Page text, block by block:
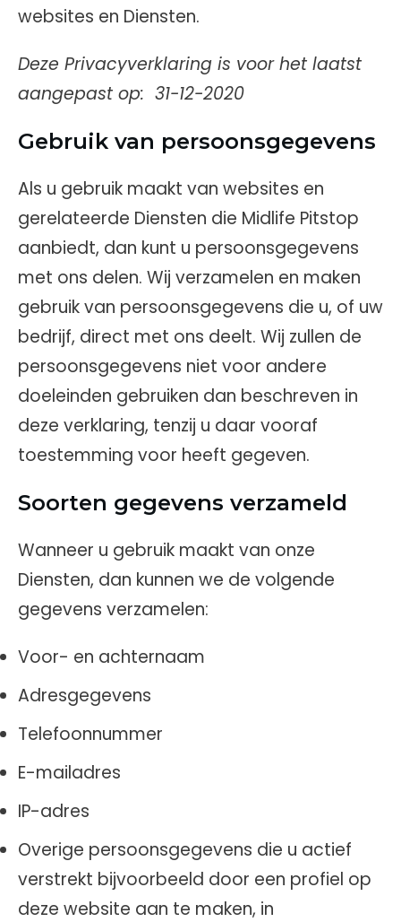
websites en Diensten.
Deze Privacyverklaring is voor het laatst
aangepast op: 31-12-2020
Gebruik van persoonsgegevens
Als u gebruik maakt van websites en
gerelateerde Diensten die Midlife Pitstop
aanbiedt, dan kunt u persoonsgegevens
met ons delen. Wij verzamelen en maken
gebruik van persoonsgegevens die u, of uw
bedrijf, direct met ons deelt. Wij zullen de
persoonsgegevens niet voor andere
doeleinden gebruiken dan beschreven in
deze verklaring, tenzij u daar vooraf
toestemming voor heeft gegeven.
Soorten gegevens verzameld
Wanneer u gebruik maakt van onze
Diensten, dan kunnen we de volgende
gegevens verzamelen:
Voor- en achternaam
Adresgegevens
Telefoonnummer
E-mailadres
IP-adres
Overige persoonsgegevens die u actief
verstrekt bijvoorbeeld door een profiel op
deze website aan te maken, in